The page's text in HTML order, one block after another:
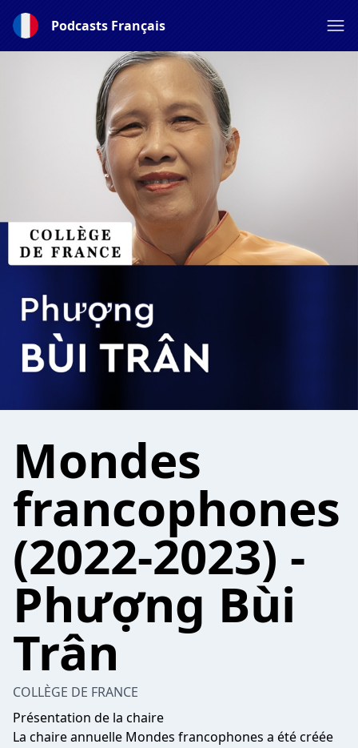
Podcasts Français
Mondes
francophones
(2022-2023) -
Phượng Bùi
Trân
COLLÈGE DE FRANCE
Présentation de la chaire
La chaire annuelle Mondes francophones a été créée